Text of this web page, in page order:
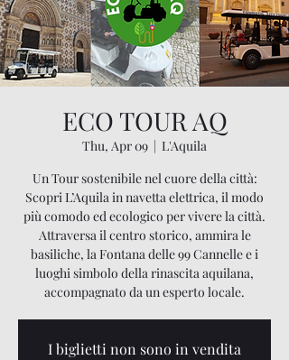
ECO TOUR AQ
Thu, Apr 09
  |
L'Aquila
Un Tour sostenibile nel cuore della città:
Scopri L’Aquila in navetta elettrica, il modo
più comodo ed ecologico per vivere la città.
Attraversa il centro storico, ammira le
basiliche, la Fontana delle 99 Cannelle e i
luoghi simbolo della rinascita aquilana,
accompagnato da un esperto locale.
I biglietti non sono in vendita